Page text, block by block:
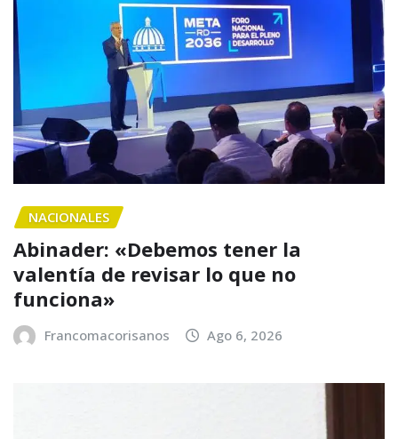
NACIONALES
Abinader: «Debemos tener la
valentía de revisar lo que no
funciona»
Francomacorisanos Ago 6, 2026